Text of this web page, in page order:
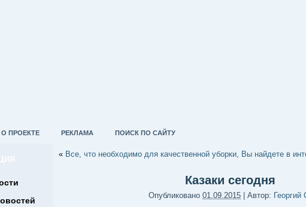
О ПРОЕКТЕ РЕКЛАМА ПОИСК ПО САЙТУ
« Все, что необходимо для качественной уборки, Вы найдете в
Казаки сегодня
Опубликовано 01.09.2015 Автор: Георгий